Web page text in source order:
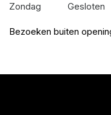
Zondag
Gesloten
Bezoeken buiten